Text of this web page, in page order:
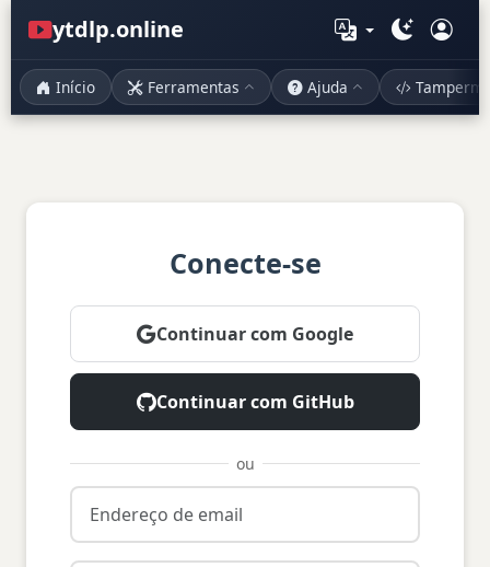
ytdlp.online
Início Ferramentas Ajuda
Conecte-se
Continuar com Google
Continuar com GitHub
ou